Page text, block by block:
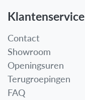
Klantenservice
Contact
Showroom
Openingsuren
Terugroepingen
FAQ